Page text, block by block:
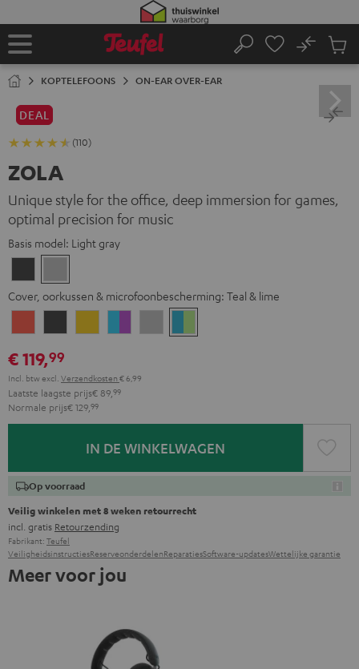
Home
Zoeken
No
KOPTELEFOONS ON-EAR OVER-EAR
DEAL
(110)
ZOLA
Unique style for the office, deep immersion for games,
optimal precision for music
Basis model: Light gray
Gray
gray
Cover, oorkussen & microfoonbescherming: Teal & lime
Red
Gray
Amber
Gray
&
€ 119,99
Incl. btwexcl. Verzendkosten € 6,99
Laatste laagste prijs€ 89, 99
Normale prijs€ 129, 99
IN DE WINKELWAGEN
Op voorraad
Veilig winkelen met 8 weken retourrecht
incl. gratis Retourzending
Fabrikant: Teufel
VeiligheidsinstructiesReserveonderdelenReparatiesSoftware-updatesWettelijke garantie
Meer voor jou